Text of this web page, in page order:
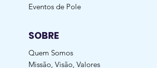
Eventos de Pole
SOBRE
Quem Somos
Missão, Visão, Valores